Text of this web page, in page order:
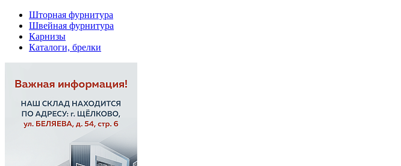
Шторная фурнитура
Швейная фурнитура
Карнизы
Каталоги, брелки